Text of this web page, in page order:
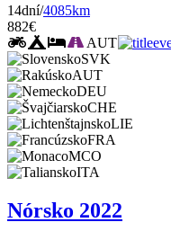
14dní/4085km
882€
AUT
SVK
AUT
DEU
CHE
LIE
FRA
MCO
ITA
Nórsko 2022